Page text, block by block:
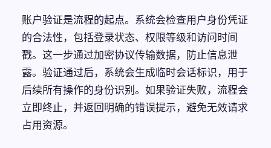
账户验证是流程的起点。系统会检查用户身份凭证
的合法性，包括登录状态、权限等级和访问时间
戳。这一步通过加密协议传输数据，防止信息泄
露。验证通过后，系统会生成临时会话标识，用于
后续所有操作的身份识别。如果验证失败，流程会
立即终止，并返回明确的错误提示，避免无效请求
占用资源。